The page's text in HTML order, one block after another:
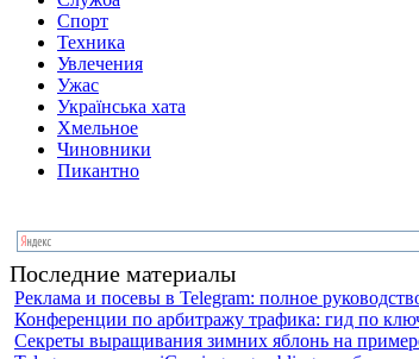
Спорт
Техника
Увлечения
Ужас
Українська хата
Хмельное
Чиновники
Пикантно
Последние материалы
Реклама и посевы в Telegram: полное
Конференции по арбитражу трафика: гид по
Секреты выращивания зимних яблонь на